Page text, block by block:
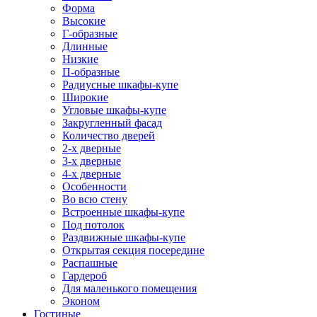
Форма
Высокие
Г-образные
Длинные
Низкие
П-образные
Радиусные шкафы-купе
Широкие
Угловые шкафы-купе
Закругленный фасад
Количество дверей
2-х дверные
3-х дверные
4-х дверные
Особенности
Во всю стену
Встроенные шкафы-купе
Под потолок
Раздвижные шкафы-купе
Открытая секция посередине
Распашные
Гардероб
Для маленького помещения
Эконом
Гостиные